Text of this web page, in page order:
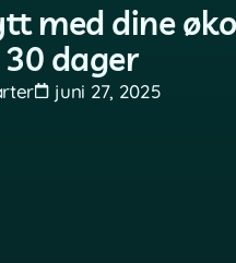
dine
dager
juni 27, 2025